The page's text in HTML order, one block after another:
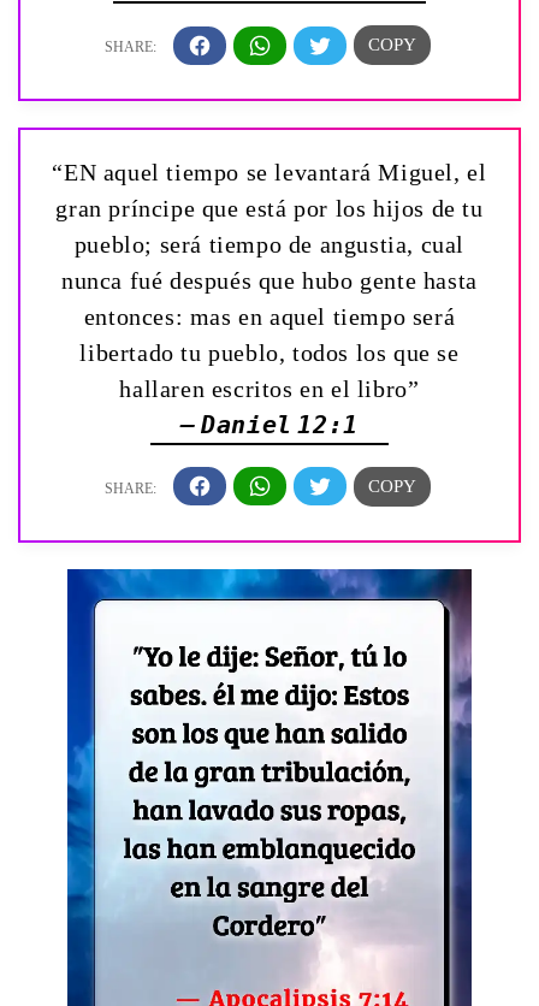
“EN aquel tiempo se levantará Miguel, el
gran príncipe que está por los hijos de tu
pueblo; será tiempo de angustia, cual
nunca fué después que hubo gente hasta
entonces: mas en aquel tiempo será
libertado tu pueblo, todos los que se
hallaren escritos en el libro”
— Daniel 12:1